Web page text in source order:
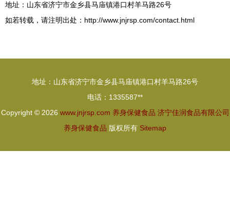
地址：山东省济宁市金乡县马庙镇港口村羊马路26号
如若转载，请注明出处：http://www.jnjrsp.com/contact.html
地址：山东省济宁市金乡县马庙镇港口村羊马路26号
电话：1335587**
Copyright © 2026 www.jnjrsp.com 养身保健食品 济宁佳润食品有限公司
养身保健食品 版权所有 Sitemap